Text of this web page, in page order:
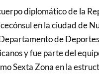
diplomático de la
en la ciudad de
de
y fue parte del
Sexta Zona en la